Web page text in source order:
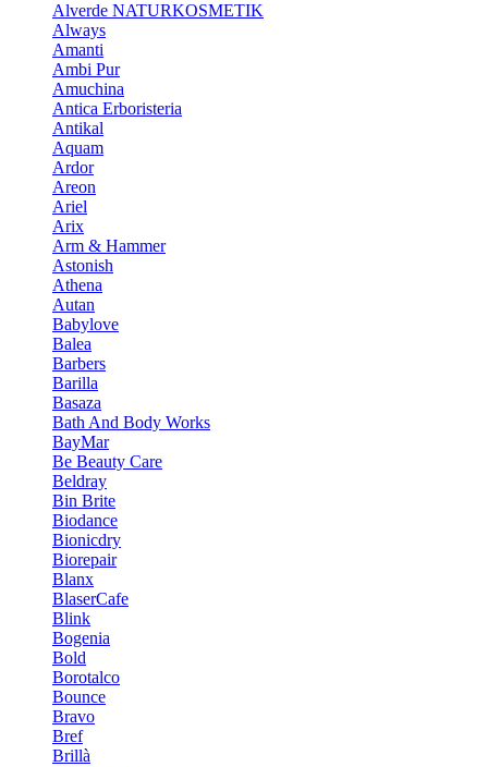
Alverde NATURKOSMETIK
Always
Amanti
Ambi Pur
Amuchina
Antica Erboristeria
Antikal
Aquam
Ardor
Areon
Ariel
Arix
Arm & Hammer
Astonish
Athena
Autan
Babylove
Balea
Barbers
Barilla
Basaza
Bath And Body Works
BayMar
Be Beauty Care
Beldray
Bin Brite
Biodance
Bionicdry
Biorepair
Blanx
BlaserCafe
Blink
Bogenia
Bold
Borotalco
Bounce
Bravo
Bref
Brillà